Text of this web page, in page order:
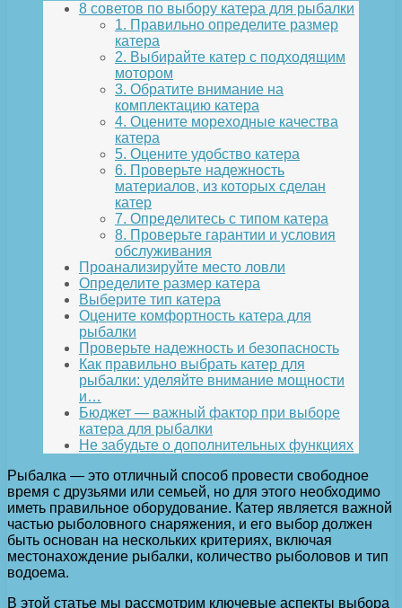
8 советов по выбору катера для рыбалки
1. Правильно определите размер
катера
2. Выбирайте катер с подходящим
мотором
3. Обратите внимание на
комплектацию катера
4. Оцените мореходные качества
катера
5. Оцените удобство катера
6. Проверьте надежность
материалов, из которых сделан
катер
7. Определитесь с типом катера
8. Проверьте гарантии и условия
обслуживания
Проанализируйте место ловли
Определите размер катера
Выберите тип катера
Оцените комфортность катера для
рыбалки
Проверьте надежность и безопасность
Как правильно выбрать катер для
рыбалки: уделяйте внимание мощности
и…
Бюджет — важный фактор при выборе
катера для рыбалки
Не забудьте о дополнительных функциях
Рыбалка — это отличный способ провести свободное
время с друзьями или семьей, но для этого необходимо
иметь правильное оборудование. Катер является важной
частью рыболовного снаряжения, и его выбор должен
быть основан на нескольких критериях, включая
местонахождение рыбалки, количество рыболовов и тип
водоема.
В этой статье мы рассмотрим ключевые аспекты выбора